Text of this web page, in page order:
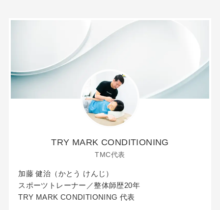
TRY MARK CONDITIONING
TMC代表
加藤 健治（かとう けんじ）
スポーツトレーナー／整体師歴20年
TRY MARK CONDITIONING 代表